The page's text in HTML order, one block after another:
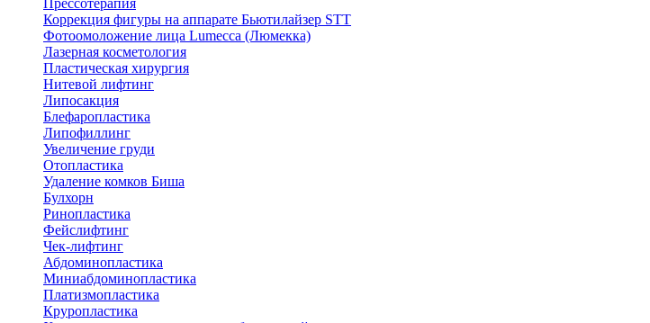
Прессотерапия
Коррекция фигуры на аппарате Бьютилайзер STT
Фотоомоложение лица Lumecca (Люмекка)
Лазерная косметология
Пластическая хирургия
Нитевой лифтинг
Липосакция
Блефаропластика
Липофиллинг
Увеличение груди
Отопластика
Удаление комков Биша
Булхорн
Ринопластика
Фейслифтинг
Чек-лифтинг
Абдоминопластика
Миниабдоминопластика
Платизмопластика
Круропластика